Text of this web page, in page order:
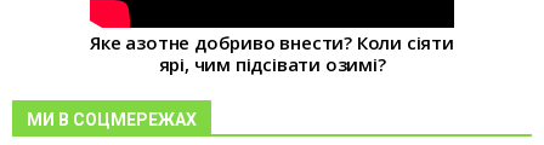
Яке азотне добриво внести? Коли сіяти
ярі, чим підсівати озимі?
МИ В СОЦМЕРЕЖАХ